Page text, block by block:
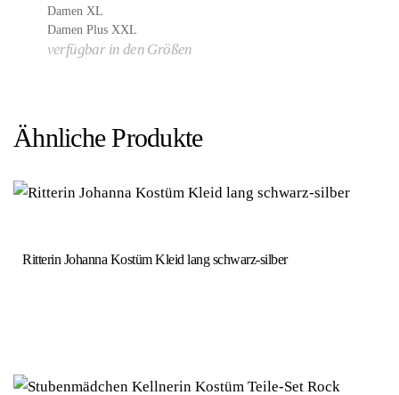
Damen XL
Damen Plus XXL
verfügbar in den Größen
Ähnliche Produkte
Ritterin Johanna Kostüm Kleid lang schwarz-silber